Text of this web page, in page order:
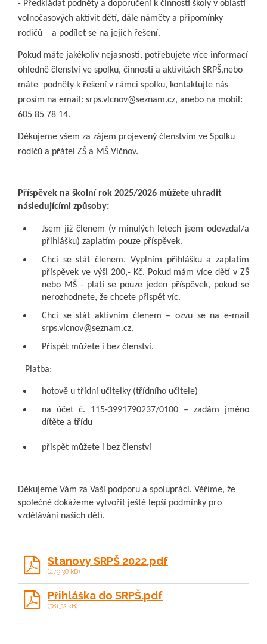
- Předkládat podněty a doporučení k činnosti školy v oblasti
volnočasových aktivit dětí, dále náměty a připomínky
rodičů a podílet se na jejich řešení.
Pokud máte jakékoliv nejasnosti, potřebujete více informací
ohledně členství ve spolku, činnosti a aktivitách SRPŠ,nebo
máte podněty k řešení v rámci spolku, kontaktujte nás
prosím na email: srps.vlcnov@seznam.cz, anebo na mobil:
605 85 78 14.
Děkujeme všem za zájem projevený členstvím ve Spolku
rodičů a přátel ZŠ a MŠ Vlčnov.
Příspěvek na školní rok 2025/2026 můžete uhradit
následujícími způsoby:
Jsem již členem (v minulých letech jsem odevzdal/a
přihlášku) zaplatím pouze příspěvek.
Chci se stát členem. Vyplním přihlášku a zaplatím
příspěvek ve výši 200,- Kč. Pokud mám více dětí v ZŠ
nebo MŠ - platí se pouze jeden příspěvek, pokud se
nerozhodnete, že chcete přispět víc.
Chci se stát aktivním členem – ozvu se na e-mail
srps.vlcnov@seznam.cz.
Přispět můžete i bez členství.
Platba:
hotově u třídní učitelky (třídního učitele)
na účet č. 115-3991790237/0100 – zadám jméno
dítěte a třídu
přispět můžete i bez členství
Děkujeme Vám za Vaši podporu a spolupráci. Věříme, že
společně dokážeme vytvořit ještě lepší podmínky pro
vzdělávání našich dětí.
Stanovy SRPŠ 2022.pdf
(479,38 kB)
Přihláška do SRPŠ.pdf
(381,32 kB)